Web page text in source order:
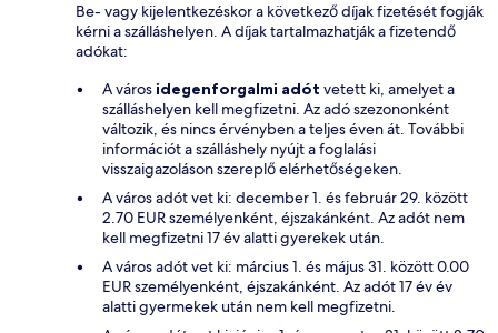
Be- vagy kijelentkezéskor a következő díjak fizetését fogják
kérni a szálláshelyen. A díjak tartalmazhatják a fizetendő
adókat:
A városidegenforgalmi adót vetett ki, amelyet a
szálláshelyen kell megfizetni. Az adó szezononként
változik, és nincs érvényben a teljes éven át. További
információt a szálláshely nyújt a foglalási
visszaigazoláson szereplő elérhetőségeken.
A város adót vet ki: december 1. és február 29. között
2.70 EUR személyenként, éjszakánként. Az adót nem
kell megfizetni 17 év alatti gyerekek után.
A város adót vet ki: március 1. és május 31. között 0.00
EUR személyenként, éjszakánként. Az adót 17 év év
alatti gyermekek után nem kell megfizetni.